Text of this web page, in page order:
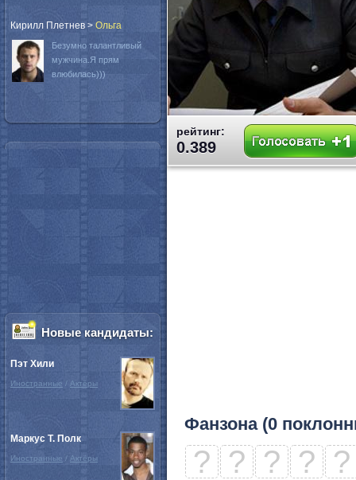
рейтинг:
0.389
Фанзона (0
? ? ? ? ?
Кирилл Плетнев > Oльга
Безумно талантливый
мужчина.Я прям
влюбилась)))
Новые кандидаты:
Пэт Хили
Иностранные / Актёры
Маркус Т. Полк
Иностранные / Актёры